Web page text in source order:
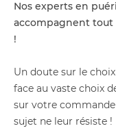
Nos experts en
accompagnent tout
!
Un doute sur le
face au vaste choix
sur votre
sujet ne leur résiste !